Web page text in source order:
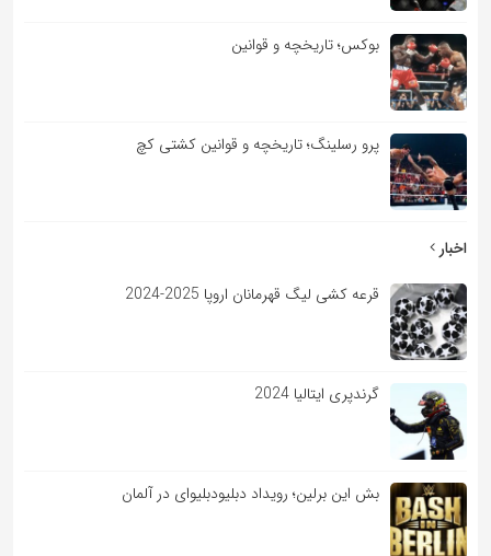
بوکس؛ تاریخچه و قوانین
پرو رسلینگ؛ تاریخچه و قوانین کشتی کچ
اخبار
قرعه کشی لیگ قهرمانان اروپا 2025-2024
گرندپری ایتالیا 2024
بش این برلین؛ رویداد دبلیودبلیوای در آلمان